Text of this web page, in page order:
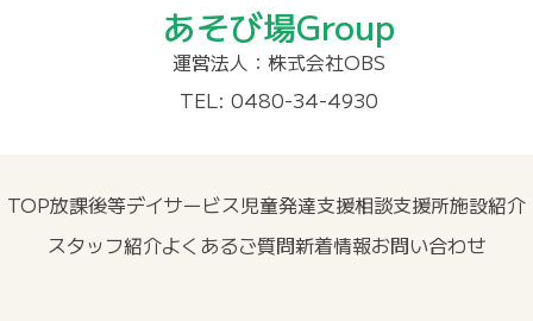
あそび場Group
運営法人：株式会社OBS
TEL: 0480-34-4930
TOP放課後等デイサービス児童発達支援相談支援所施設紹介
スタッフ紹介よくあるご質問新着情報お問い合わせ